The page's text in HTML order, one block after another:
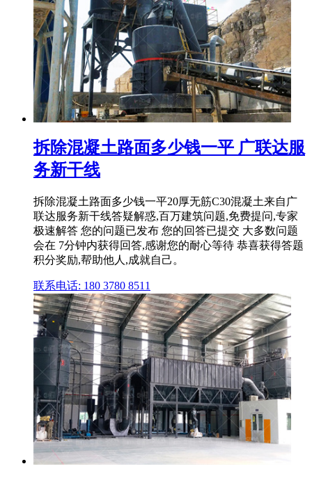
拆除混凝土路面多少钱一平 广联达服
务新干线
拆除混凝土路面多少钱一平20厚无筋C30混凝土来自广
联达服务新干线答疑解惑,百万建筑问题,免费提问,专家
极速解答 您的问题已发布 您的回答已提交 大多数问题
会在 7分钟内获得回答,感谢您的耐心等待 恭喜获得答题
积分奖励,帮助他人,成就自己。
联系电话: 180 3780 8511